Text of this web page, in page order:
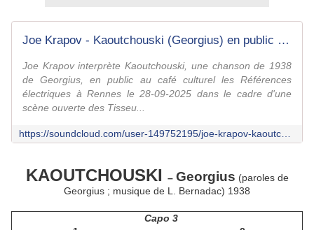
Joe Krapov - Kaoutchouski (Georgius) en public aux Références électriques le 28-09-2025 by Joe Krapov enregistre
Joe Krapov interprète Kaoutchouski, une chanson de 1938
de Georgius, en public au café culturel les Références
électriques à Rennes le 28-09-2025 dans le cadre d'une
scène ouverte des Tisseu...
KAOUTCHOUSKI – Georgius (paroles de
Georgius ; musique de L. Bernadac) 1938
Capo 3